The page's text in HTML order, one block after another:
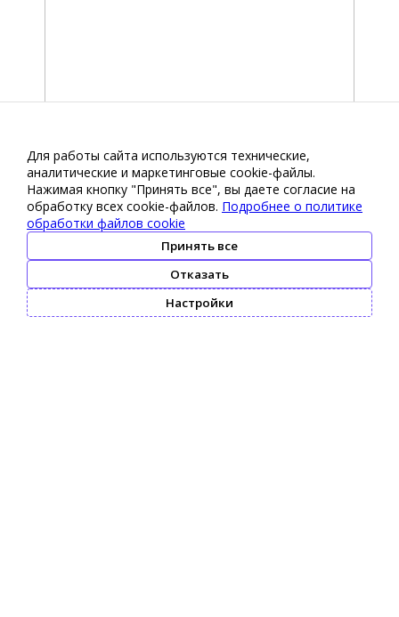
Для работы сайта используются технические,
аналитические и маркетинговые сооkіе-файлы.
Нажимая кнопку "Принять все", вы даете согласие на
обработку всех cookie-файлов. Подробнее о политике
обработки файлов cookie
Принять все
Отказать
Настройки